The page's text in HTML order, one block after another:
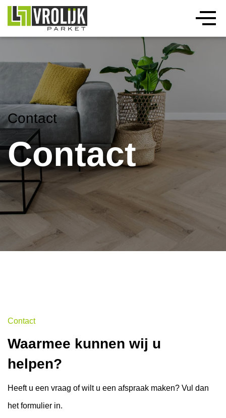
Contact
Contact
Contact
Waarmee kunnen wij u
helpen?
Heeft u een vraag of wilt u een afspraak maken? Vul dan
het formulier in.